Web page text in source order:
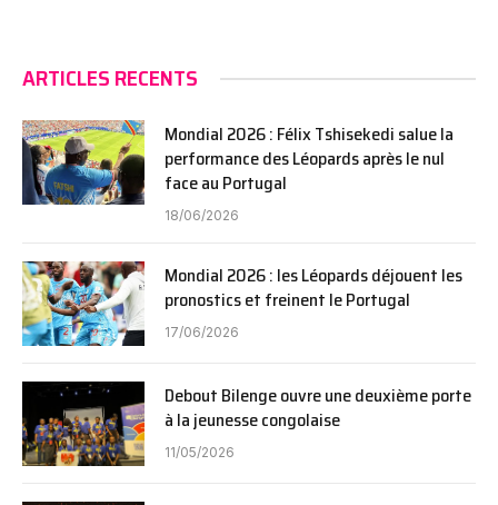
ARTICLES RECENTS
Mondial 2026 : Félix Tshisekedi salue la
performance des Léopards après le nul
face au Portugal
18/06/2026
Mondial 2026 : les Léopards déjouent les
pronostics et freinent le Portugal
17/06/2026
Debout Bilenge ouvre une deuxième porte
à la jeunesse congolaise
11/05/2026